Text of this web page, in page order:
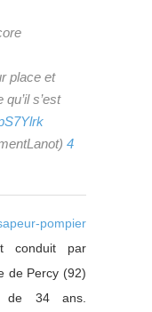
place et
s’est
4
pompier
conduit par
de Percy (92)
de 34 ans.